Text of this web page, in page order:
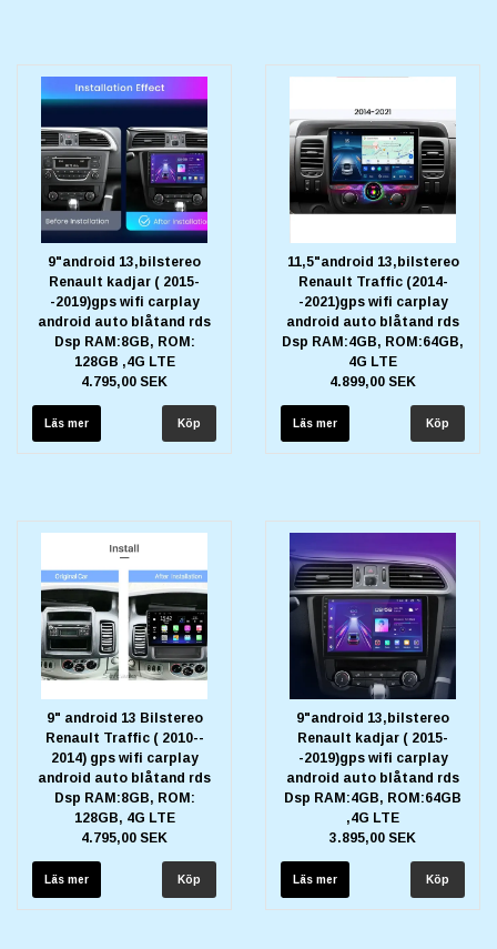
9"android 13,bilstereo
Renault kadjar ( 2015-
-2019)gps wifi carplay
android auto blåtand rds
Dsp RAM:8GB, ROM:
128GB ,4G LTE
4.795,00 SEK
Läs mer
11,5"android 13,bilstereo
Renault Traffic (2014-
-2021)gps wifi carplay
android auto blåtand rds
Dsp RAM:4GB, ROM:64GB,
4G LTE
4.899,00 SEK
Läs mer
9" android 13 Bilstereo
Renault Traffic ( 2010--
2014) gps wifi carplay
android auto blåtand rds
Dsp RAM:8GB, ROM:
128GB, 4G LTE
4.795,00 SEK
Läs mer
9"android 13,bilstereo
Renault kadjar ( 2015-
-2019)gps wifi carplay
android auto blåtand rds
Dsp RAM:4GB, ROM:64GB
,4G LTE
3.895,00 SEK
Läs mer